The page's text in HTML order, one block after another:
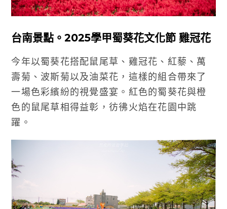
台南景點。2025學甲蜀葵花文化節 雞冠花
今年以蜀葵花搭配鼠尾草、雞冠花、紅藜、萬
壽菊、波斯菊以及油菜花，這樣的組合帶來了
一場色彩繽紛的視覺盛宴。紅色的蜀葵花與橙
色的鼠尾草相得益彰，彷彿火焰在花園中跳
躍。